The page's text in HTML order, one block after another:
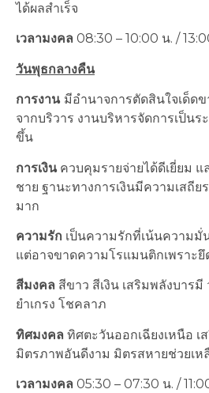
ได้ผลสำเร็จ
เวลามงคล 08:30 – 10:00 น. /
วันพุธกลางคืน
การงาน มีอำนาจการตัดสินใจเด็ด
จากบริวาร งานบริหารจัดการเป็นร
ขึ้น
การเงินควบคุมรายจ่ายได้ดีเยี่ยม
ชาย ฐานะทางการเงินมีความเสถี
มาก
ความรัก เป็นความรักที่เน้นความมั่
แต่อาจขาดความโรแมนติกเพราะ
สีมงคล สีขาว สีเงิน เสริมพลังบาร
ยำเกรง โชคลาภ
ทิศมงคล ทิศตะวันออกเฉียงเหนือ เ
มิตรภาพอันดีงาม มิตรสหายช่วยเห
เวลามงคล 05:30 – 07:30 น. /